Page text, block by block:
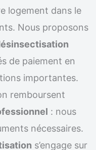
logement dans le
Nous proposons
de paiement en
importantes.
remboursent
: nous
nécessaires.
s’engage sur